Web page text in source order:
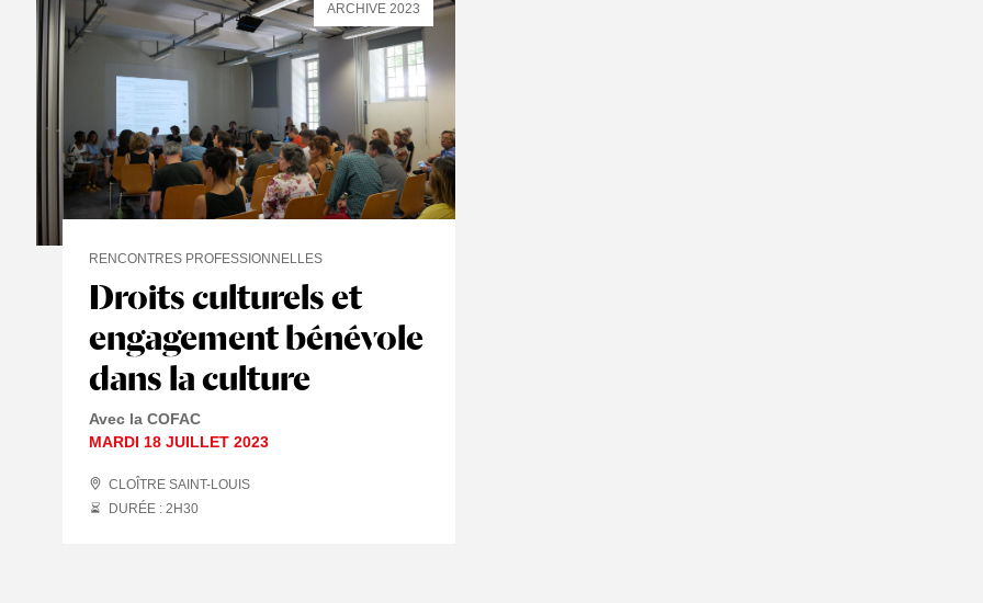
Droits culturels et
engagement bénévole
dans la culture
RENCONTRES PROFESSIONNELLES
Avec la COFAC
MARDI 18 JUILLET 2023
CLOÎTRE SAINT-LOUIS
DURÉE : 2H30
ARCHIVE 2023